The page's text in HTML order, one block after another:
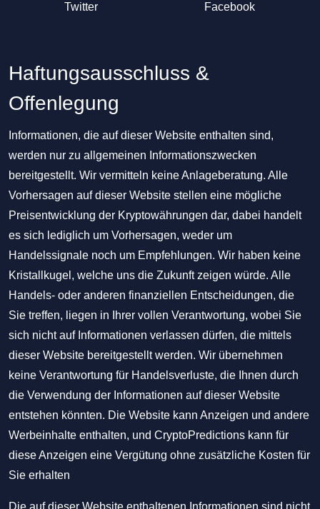
Twitter Facebook
Haftungsausschluss &
Offenlegung
Informationen, die auf dieser Website enthalten sind,
werden nur zu allgemeinen Informationszwecken
bereitgestellt. Wir vermitteln keine Anlageberatung. Alle
Vorhersagen auf dieser Website stellen eine mögliche
Preisentwicklung der Kryptowährungen dar, dabei handelt
es sich lediglich um Vorhersagen, weder um
Handelssignale noch um Empfehlungen. Wir haben keine
Kristallkugel, welche uns die Zukunft zeigen würde. Alle
Handels- oder anderen finanziellen Entscheidungen, die
Sie treffen, liegen in Ihrer vollen Verantwortung, wobei Sie
sich nicht auf Informationen verlassen dürfen, die mittels
dieser Website bereitgestellt werden. Wir übernehmen
keine Verantwortung für Handelsverluste, die Ihnen durch
die Verwendung der Informationen auf dieser Website
entstehen könnten. Die Website kann Anzeigen und andere
Werbeinhalte enthalten, und CryptoPredictions kann für
diese Anzeigen eine Vergütung ohne zusätzliche Kosten für
Sie erhalten
Die auf dieser Website enthaltenen Informationen sind nicht